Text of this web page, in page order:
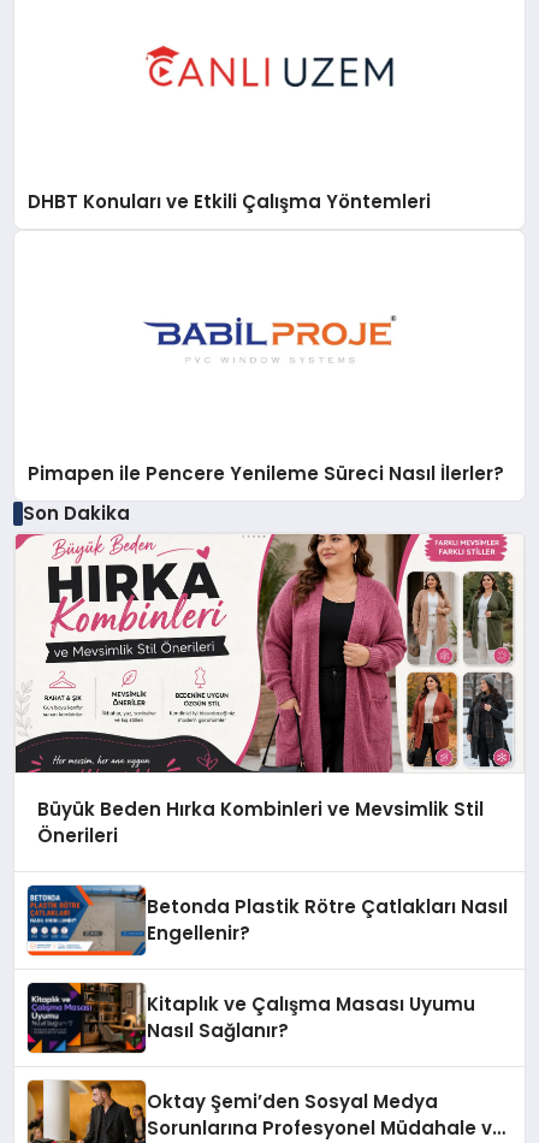
DHBT Konuları ve Etkili Çalışma Yöntemleri
Pimapen ile Pencere Yenileme Süreci Nasıl İlerler?
Son Dakika
Büyük Beden Hırka Kombinleri ve Mevsimlik Stil
Önerileri
Betonda Plastik Rötre Çatlakları Nasıl
Engellenir?
Kitaplık ve Çalışma Masası Uyumu
Nasıl Sağlanır?
Oktay Şemi’den Sosyal Medya
Sorunlarına Profesyonel Müdahale ve